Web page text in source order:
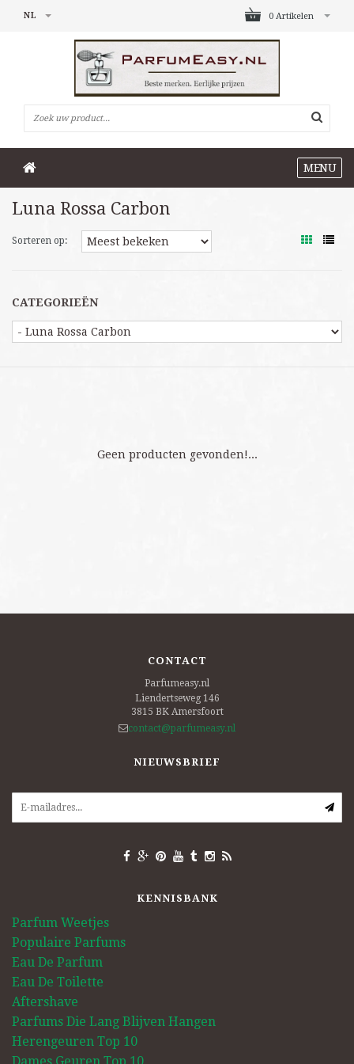
0 Artikelen
NL
MENU
Luna Rossa Carbon
Sorteren op:
CATEGORIEËN
Geen producten gevonden!...
CONTACT
Parfumeasy.nl
Liendertseweg 146
3815 BK Amersfoort
contact@parfumeasy.nl
NIEUWSBRIEF
KENNISBANK
Parfum Weetjes
Populaire Parfums
Eau De Parfum
Eau De Toilette
Aftershave
Parfums Die Lang Blijven Hangen
Herengeuren Top 10